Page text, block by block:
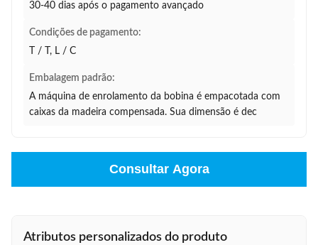
30-40 dias após o pagamento avançado
Condições de pagamento:
T / T, L / C
Embalagem padrão:
A máquina de enrolamento da bobina é empacotada com
caixas da madeira compensada. Sua dimensão é dec
Consultar Agora
Atributos personalizados do produto